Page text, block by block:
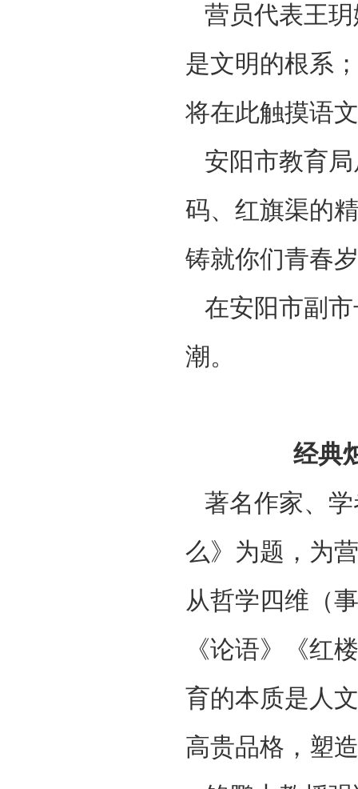
营员代表王玥
是文明的根系
将在此触摸语
安阳市教育局
码、红旗渠的
铸就你们青春
在安阳市副市
潮。
经典
著名作家、学
么》为题，为
从哲学四维（
《论语》《红
育的本质是人
高贵品格，塑